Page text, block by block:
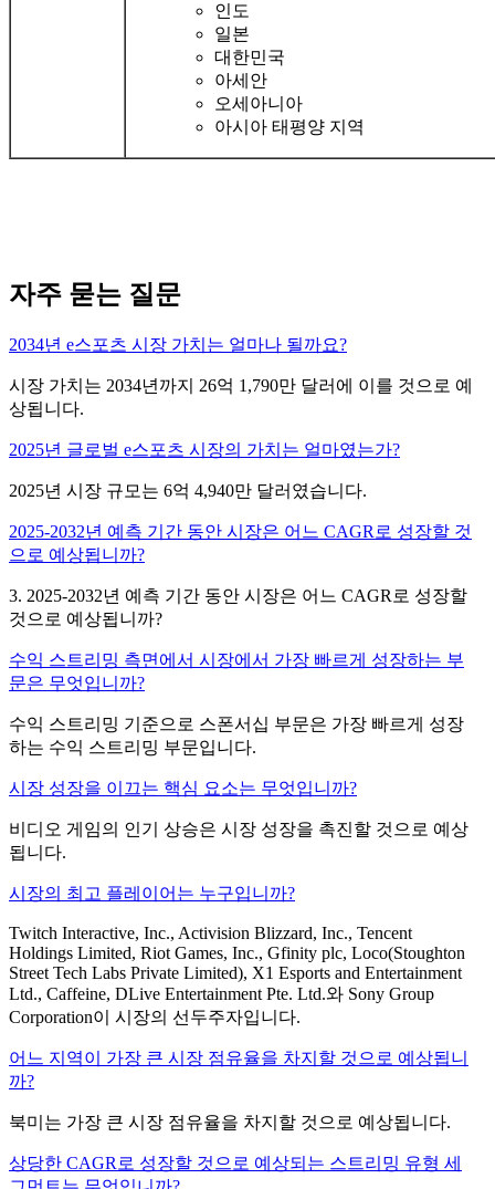
인도
일본
대한민국
아세안
오세아니아
아시아 태평양 지역
자주 묻는 질문
2034년 e스포츠 시장 가치는 얼마나 될까요?
시장 가치는 2034년까지 26억 1,790만 달러에 이를 것으로 예
상됩니다.
2025년 글로벌 e스포츠 시장의 가치는 얼마였는가?
2025년 시장 규모는 6억 4,940만 달러였습니다.
2025-2032년 예측 기간 동안 시장은 어느 CAGR로 성장할 것
으로 예상됩니까?
3. 2025-2032년 예측 기간 동안 시장은 어느 CAGR로 성장할
것으로 예상됩니까?
수익 스트리밍 측면에서 시장에서 가장 빠르게 성장하는 부
문은 무엇입니까?
수익 스트리밍 기준으로 스폰서십 부문은 가장 빠르게 성장
하는 수익 스트리밍 부문입니다.
시장 성장을 이끄는 핵심 요소는 무엇입니까?
비디오 게임의 인기 상승은 시장 성장을 촉진할 것으로 예상
됩니다.
시장의 최고 플레이어는 누구입니까?
Twitch Interactive, Inc., Activision Blizzard, Inc., Tencent
Holdings Limited, Riot Games, Inc., Gfinity plc, Loco(Stoughton
Street Tech Labs Private Limited), X1 Esports and Entertainment
Ltd., Caffeine, DLive Entertainment Pte. Ltd.와 Sony Group
Corporation이 시장의 선두주자입니다.
어느 지역이 가장 큰 시장 점유율을 차지할 것으로 예상됩니
까?
북미는 가장 큰 시장 점유율을 차지할 것으로 예상됩니다.
상당한 CAGR로 성장할 것으로 예상되는 스트리밍 유형 세